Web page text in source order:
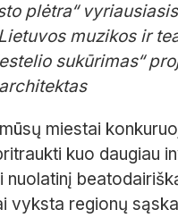
plėtra“
muzikos ir
sukūrimas“
miestai
kuo daugiau
nuolatinį
vyksta regionų